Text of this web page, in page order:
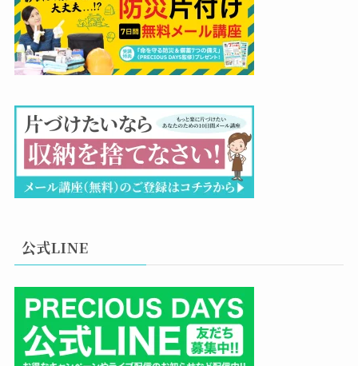
公式LINE